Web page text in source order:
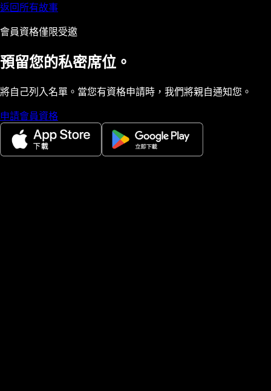
返回所有故事
會員資格僅限受邀
預留您的私密席位。
將自己列入名單。當您有資格申請時，我們將親自通知您。
申請會員資格